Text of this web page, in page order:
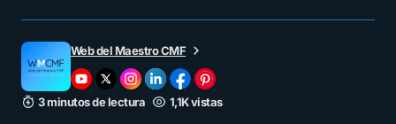
Web del Maestro CMF
3 minutos de lectura 1,1K vistas